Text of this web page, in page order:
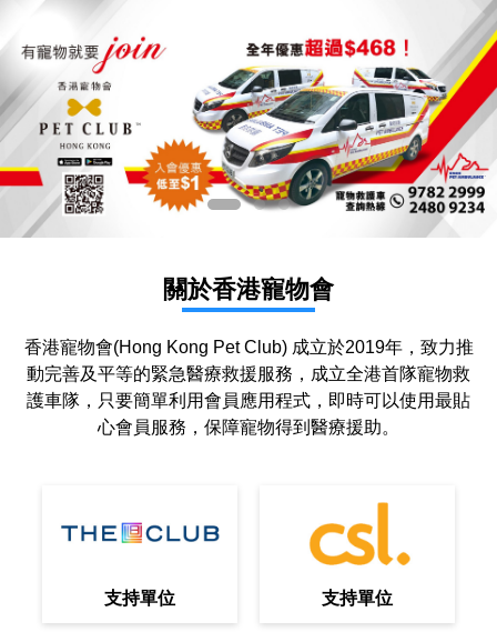
關於香港寵物會
香港寵物會(Hong Kong Pet Club) 成立於2019年，致力推
動完善及平等的緊急醫療救援服務，成立全港首隊寵物救
護車隊，只要簡單利用會員應用程式，即時可以使用最貼
心會員服務，保障寵物得到醫療援助。
支持單位 支持單位